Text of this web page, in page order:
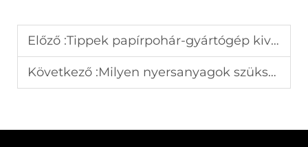
Előző :Tippek papírpohár-gyártógép kiválasztásához az italipar számára
Következő :Milyen nyersanyagok szükségesek a mézcseléd papírkészítő gépekhez